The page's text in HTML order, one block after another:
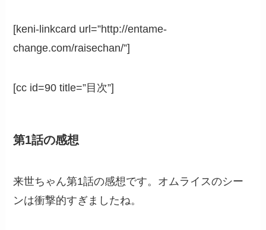
[keni-linkcard url=”http://entame-
change.com/raisechan/”]
[cc id=90 title=”目次”]
第1話の感想
来世ちゃん第1話の感想です。オムライスのシー
ンは衝撃的すぎましたね。